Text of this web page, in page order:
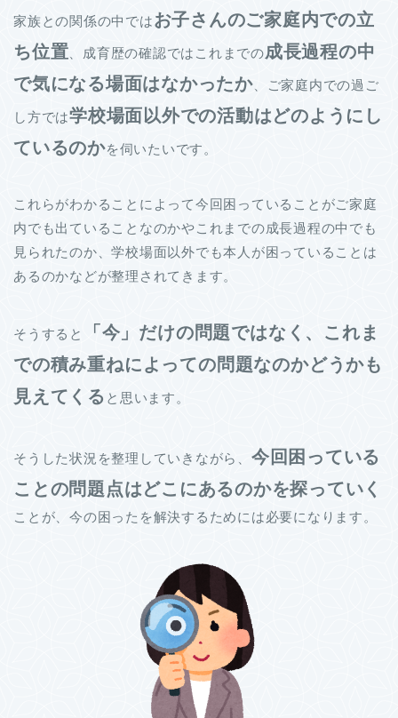
家族との関係の中ではお子さんのご家庭内での立
ち位置 、成育歴の確認ではこれまでの成長過程の中
で気になる場面はなかったか、ご家庭内での過ご
し方では学校場面以外での活動はどのようにし
ているのかを伺いたいです。
これらがわかることによって今回困っていることがご家庭
内でも出ていることなのかやこれまでの成長過程の中でも
見られたのか、学校場面以外でも本人が困っていることは
あるのかなどが整理されてきます。
そうすると 「 今」だけの問題ではなく、これま
での積み重ねによっての問題なのかどうかも
見えてくる と思います。
そうした状況を整理していきながら、 今回困っている
ことの問題点はどこにあるのかを探っていく
ことが、今の困ったを解決するためには必要になります。